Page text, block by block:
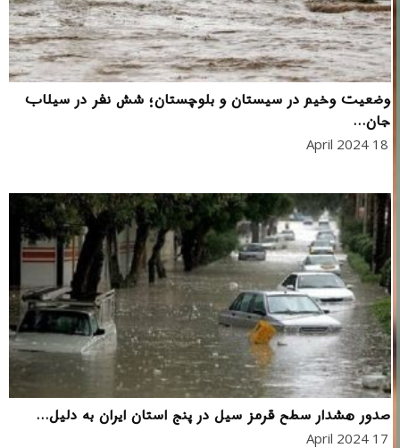
وضعیت وخیم در سیستان و بلوچستان؛ شش نفر در سیلاب
جان...
18 April 2024
صدور هشدار سطح قرمز سیل در پنج استان ایران به دلیل...
17 April 2024